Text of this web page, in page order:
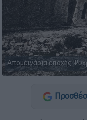
Απομεινάρια εποχής